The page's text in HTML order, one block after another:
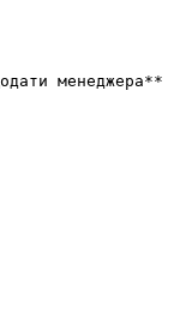
менеджера**